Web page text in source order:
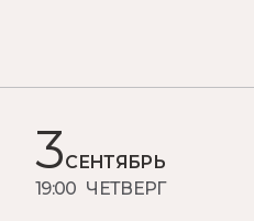
3 СЕНТЯБРЬ
19:00 ЧЕТВЕРГ